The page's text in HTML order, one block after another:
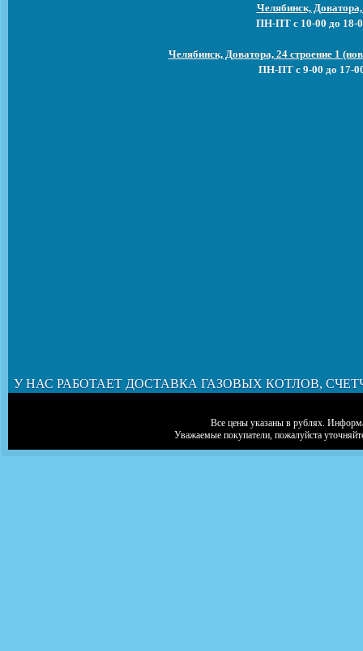
Челябинск,
ПН-ПТ с 10-00 до 18-
Челябинск, Доватора, 24 строение 1
ПН-ПТ с 9-00 до 17-
У НАС РАБОТАЕТ ДОСТАВКА ГАЗОВЫХ КОТЛОВ,
Все цены указаны в рублях.
Уважаемые покупатели, пожалуйста